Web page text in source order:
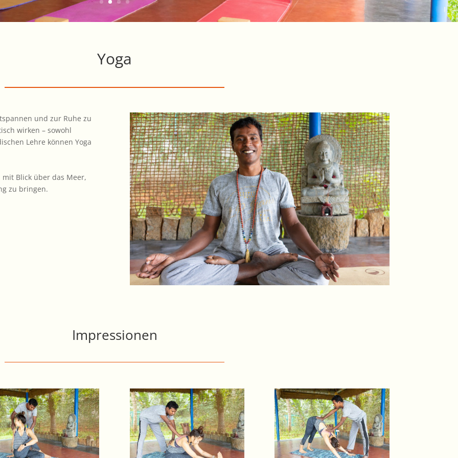
Yoga
und zur Ruhe zu
wirken – sowohl
Lehre können Yoga
Blick über das Meer,
zu bringen.
Impressionen